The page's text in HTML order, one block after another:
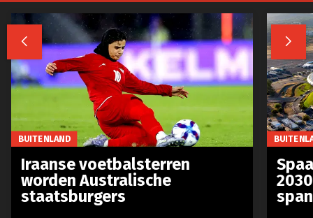
 
BUITENLAND
Iraanse voetbalsterren
worden Australische
staatsburgers